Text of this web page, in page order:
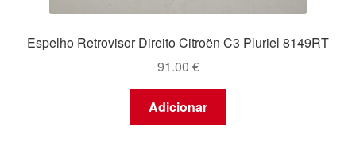
Espelho Retrovisor Direito Citroën C3 Pluriel 8149RT
91.00 €
Adicionar